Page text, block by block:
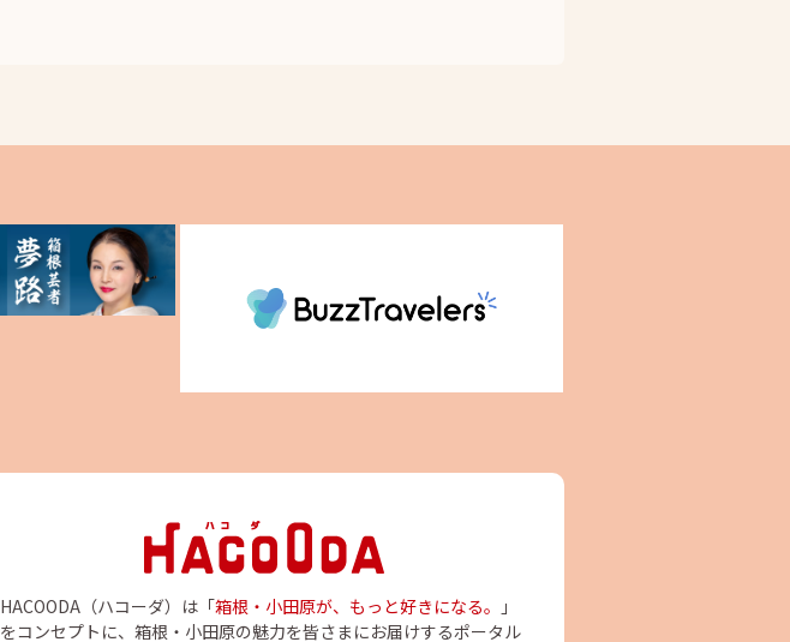
HACOODA（ハコーダ）は「箱根・小田原が、もっと好きになる。
」
をコンセプトに、箱根・小田原の魅力を皆さまにお届けするポータル